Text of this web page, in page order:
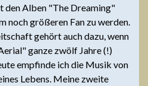
den Alben "The Dreaming"
noch größeren Fan zu werden.
gehört auch dazu, wenn
ganze zwölf Jahre (!)
empfinde ich die Musik von
Lebens. Meine zweite